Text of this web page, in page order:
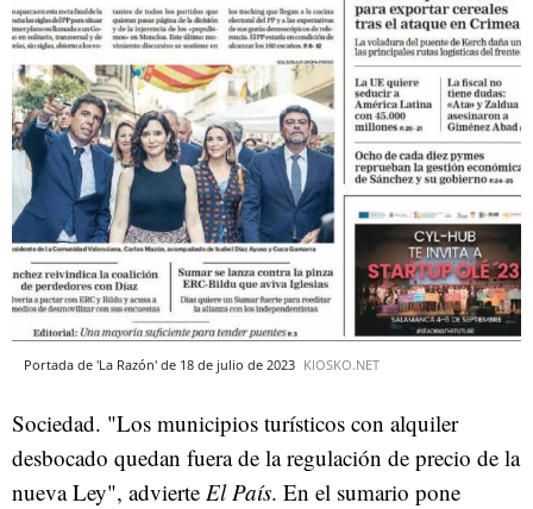
Portada de 'La Razón' de 18 de julio de 2023 KIOSKO.NET
Sociedad. "Los municipios turísticos con alquiler
desbocado quedan fuera de la regulación de precio de la
nueva Ley", advierte El País. En el sumario pone